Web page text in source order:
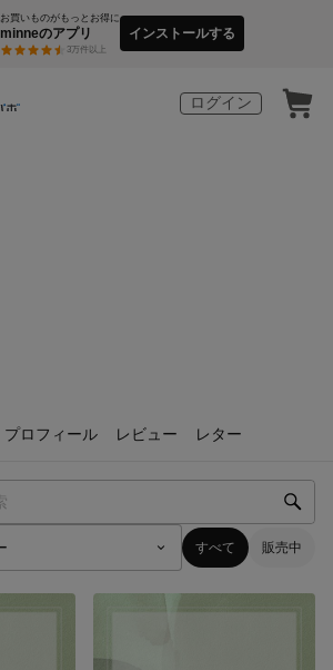
お買いものがもっとお得に
minneのアプリ
3万件以上
インストールする
ログイン
プロフィール レビュー レター
すべて 販売中